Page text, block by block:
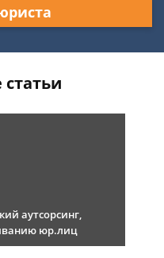
аутсорсинг,
юр.лиц